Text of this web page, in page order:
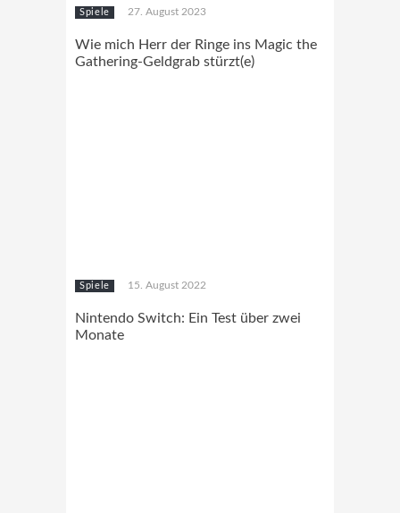
Spiele 27. August 2023
Wie mich Herr der Ringe ins Magic the
Gathering-Geldgrab stürzt(e)
Spiele 15. August 2022
Nintendo Switch: Ein Test über zwei
Monate